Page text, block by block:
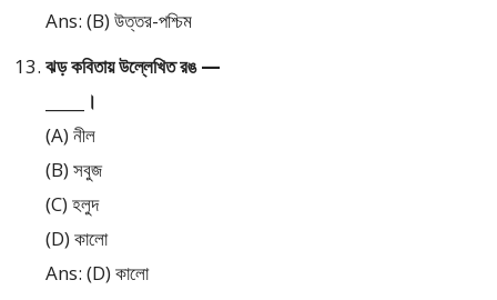
Ans: (B) উত্তর-পশ্চিম
ঝড় কবিতায় উল্লেখিত রঙ —
_____।
(A) নীল
(B) সবুজ
(C) হলুদ
(D) কালো
Ans: (D) কালো